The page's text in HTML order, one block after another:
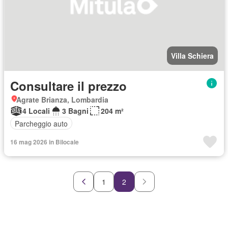
Villa Schiera
Consultare il prezzo
Agrate Brianza, Lombardia
4 Locali
3 Bagni
204 m²
Parcheggio auto
16 mag 2026 in Bilocale
1 2